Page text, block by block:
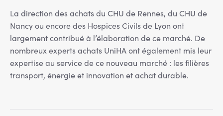
La direction des achats du CHU de Rennes, du CHU de
Nancy ou encore des Hospices Civils de Lyon ont
largement contribué à l’élaboration de ce marché. De
nombreux experts achats UniHA ont également mis leur
expertise au service de ce nouveau marché : les filières
transport, énergie et innovation et achat durable.